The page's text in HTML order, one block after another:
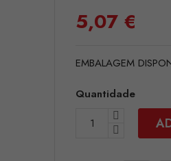
5,07 €
EMBALAGEM
Quantidade